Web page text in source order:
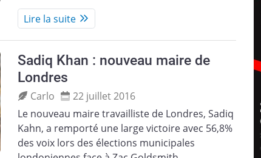
Lire la suite
Sadiq Khan : nouveau maire de
Londres
Carlo
22 juillet 2016
Le nouveau maire travailliste de Londres, Sadiq
Kahn, a remporté une large victoire avec 56,8%
des voix lors des élections municipales